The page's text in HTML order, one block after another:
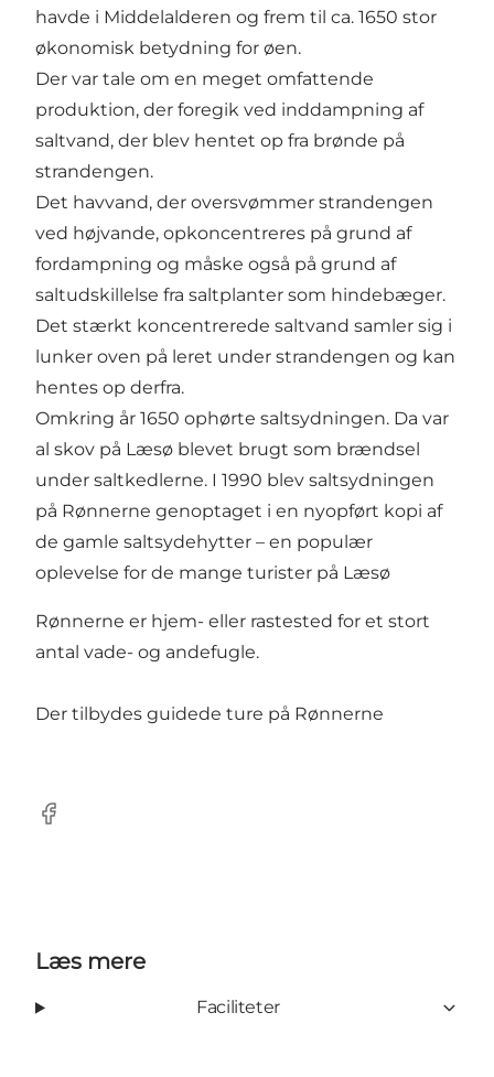
havde i Middelalderen og frem til ca. 1650 stor
økonomisk betydning for øen.
Der var tale om en meget omfattende
produktion, der foregik ved inddampning af
saltvand, der blev hentet op fra brønde på
strandengen.
Det havvand, der oversvømmer strandengen
ved højvande, opkoncentreres på grund af
fordampning og måske også på grund af
saltudskillelse fra saltplanter som hindebæger.
Det stærkt koncentrerede saltvand samler sig i
lunker oven på leret under strandengen og kan
hentes op derfra.
Omkring år 1650 ophørte saltsydningen. Da var
al skov på Læsø blevet brugt som brændsel
under saltkedlerne. I 1990 blev saltsydningen
på Rønnerne genoptaget i en nyopført kopi af
de gamle saltsydehytter – en populær
oplevelse for de mange turister på Læsø
Rønnerne er hjem- eller rastested for et stort
antal vade- og andefugle.
Der tilbydes guidede ture på Rønnerne
Facebook
Læs mere
Faciliteter